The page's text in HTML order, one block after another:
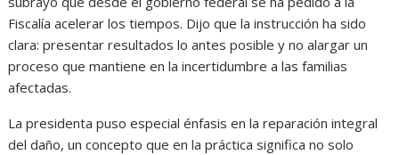
Fiscalía acelerar los tiempos. Dijo que la instrucción ha sido
clara: presentar resultados lo antes posible y no alargar un
proceso que mantiene en la incertidumbre a las familias
afectadas.
La presidenta puso especial énfasis en la reparación integral
del daño, un concepto que en la práctica significa no solo